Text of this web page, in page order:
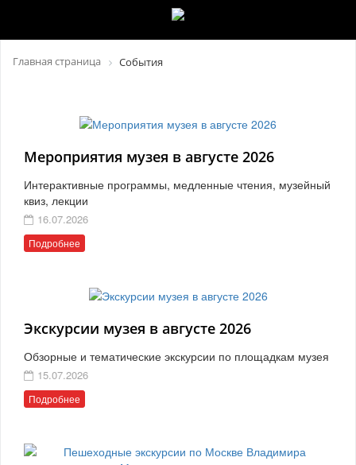
Главная страница События
Мероприятия музея в августе 2026
Интерактивные программы, медленные чтения, музейный
квиз, лекции
16.07.2026
Подробнее
Экскурсии музея в августе 2026
Обзорные и тематические экскурсии по площадкам музея
15.07.2026
Подробнее